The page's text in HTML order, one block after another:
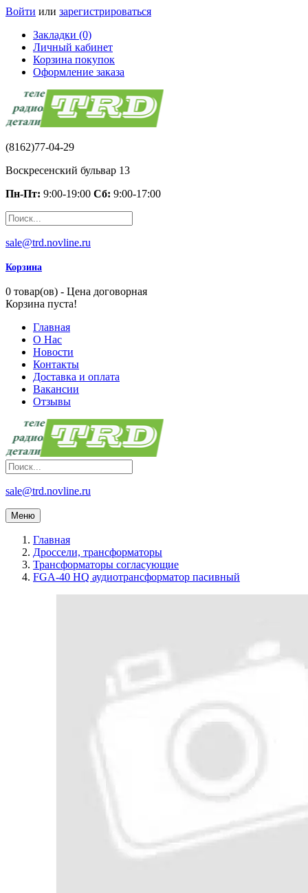
Войти или зарегистрироваться
Закладки (0)
Личный кабинет
Корзина покупок
Оформление заказа
(8162)77-04-29
Воскресенский бульвар 13
Пн-Пт: 9:00-19:00 Сб: 9:00-17:00
sale@trd.novline.ru
Корзина
0 товар(ов) - Цена договорная
Корзина пуста!
Главная
О Нас
Новости
Контакты
Доставка и оплата
Вакансии
Отзывы
sale@trd.novline.ru
Меню
Главная
Дроссели, трансформаторы
Трансформаторы согласующие
FGA-40 HQ аудиотрансформатор пасивный